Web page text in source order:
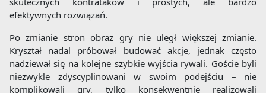
efektywnych rozwiązań.
Po zmianie stron obraz gry nie uległ większej zmianie.
Kryształ nadal próbował budować akcje, jednak często
nadziewał się na kolejne szybkie wyjścia rywali. Goście byli
niezwykle zdyscyplinowani w swoim podejściu – nie
komplikowali gry, tylko konsekwentnie realizowali